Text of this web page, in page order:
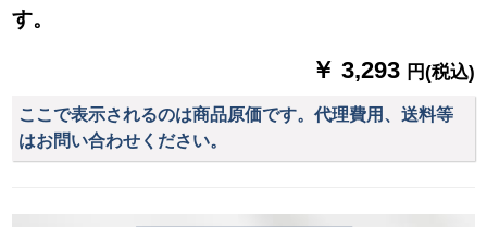
す。
￥ 3,293 円(税込)
ここで表示されるのは商品原価です。代理費用、送料等
はお問い合わせください。